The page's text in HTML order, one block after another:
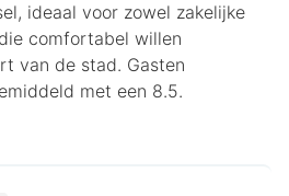
ideaal voor zowel zakelijke
comfortabel willen
van de stad. Gasten
met een 8.5.